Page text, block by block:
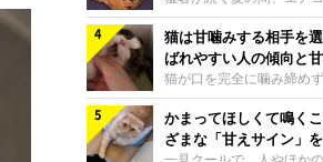
このきもち投稿写真ギャ
ルの高さは、猫が飲むと
にならないように設定す
しょう。首を深く折り曲
関節や食道への負
変わるときの見方や注意
などについて、ねこのき
の山口みき先生に伺いまし
変化だけで判断せず、全
てねこのきもち投稿写真
き方が変わったとき、暑
ように見えることがありま
き声だけで原因を決める
内を冷やしますよね。し
は快適な温度でも、猫に
すぎることも。暑さ対策
すぎ対策もしっかりと行
す。今回は獣医師の重本
えすぎを防ぐ4つの対策を
ました。（1） 冷房の効い
行き来できるようにする
猫は甘噛みする相手を
ばれやすい人の傾向と
猫が口を完全に噛み締め
度に噛む“甘噛み”。遊び
ときに繰り出すことがあ
族でも噛まれる頻度に違
かまってほしくて鳴く
ざまな「甘えサイン」